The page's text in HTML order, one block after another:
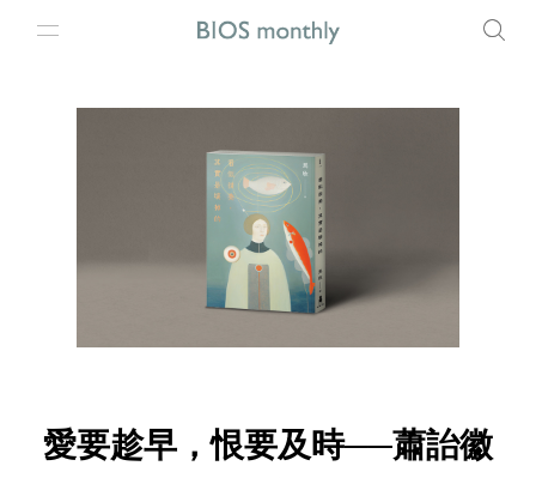
愛要趁早，恨要及時──蕭詒徽